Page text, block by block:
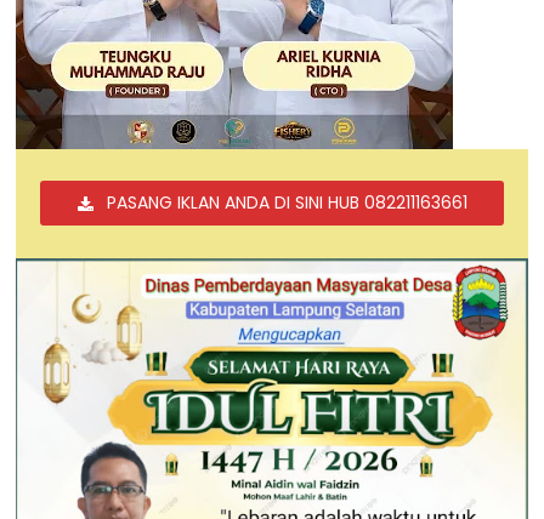
PASANG IKLAN ANDA DI SINI HUB 082211163661